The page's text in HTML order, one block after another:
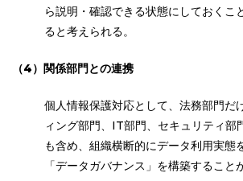
ら説明・確認できる状態にしておくこ
ると考えられる。
（4）関係部門との連携
個人情報保護対応として、法務部門だ
ィング部門、IT部門、セキュリティ部
も含め、組織横断的にデータ利用実態
「データガバナンス」を構築すること